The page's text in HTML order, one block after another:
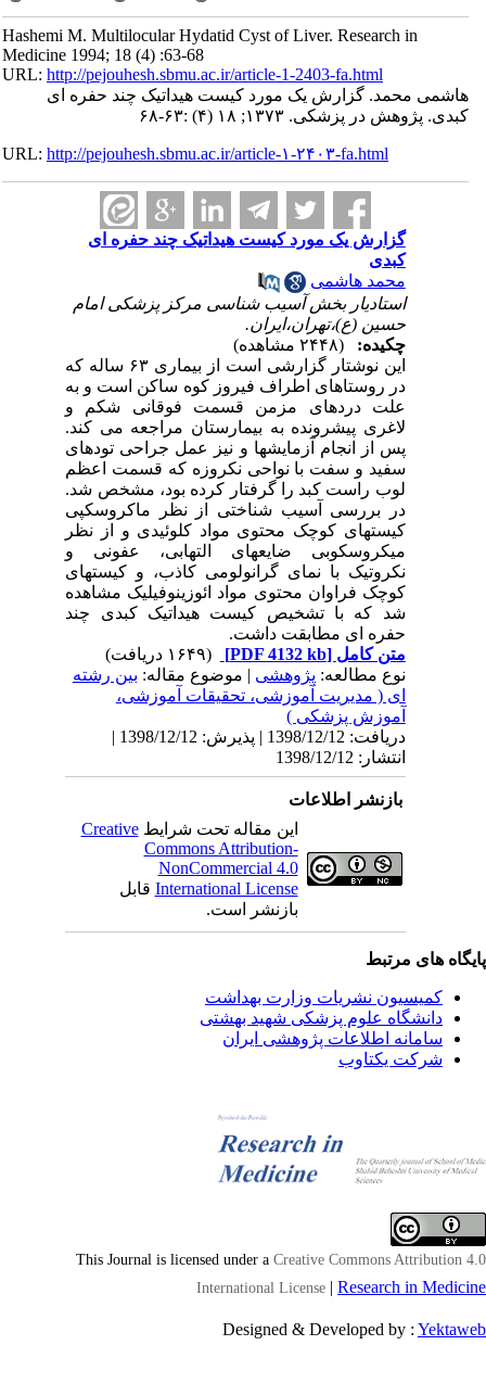
Hashemi M. Multilocular Hydatid Cyst of Liver. Research in
Medicine 1994; 18 (4) :63-68
URL:http://pejouhesh.sbmu.ac.ir/article-1-2403-fa.html
هاشمی محمد. گزارش یک مورد کیست هیداتیک چند حفره ای
کبدی. پژوهش در پزشکی. ۱۳۷۳; ۱۸ (۴) :۶۳-۶۸
URL:http://pejouhesh.sbmu.ac.ir/article-۱-۲۴۰۳-fa.html
گزارش یک مورد کیست هیداتیک چند حفره ای
کبدی
محمد هاشمی
استادیار بخش آسیب شناسی مرکز پزشکی امام
حسین (ع)،تهران،ایران.
چکیده:
این نوشتار گزارشی است از بیماری ۶۳ ساله که
در روستاهای اطراف فیروز کوه ساکن است و به
علت دردهای مزمن قسمت فوقانی شکم و
لاغری پیشرونده به بیمارستان مراجعه می کند.
پس از انجام آزمایشها و نیز عمل جراحی تودهای
سفید و سفت با نواحی نکروزه که قسمت اعظم
لوب راست کبد را گرفتار کرده بود، مشخص شد.
در بررسی آسیب شناختی از نظر ماکروسکپی
کیستهای کوچک محتوی مواد کلوئیدی و از نظر
میکروسکوبی ضایعهای التهابی، عفونی و
نکروتیک با نمای گرانولومی کاذب، و کیستهای
کوچک فراوان محتوی مواد ائوزینوفیلیک مشاهده
شد که با تشخیص کیست هیداتیک کبدی چند
حفره ای مطابقت داشت.
متن کامل[PDF 4132 kb]
نوع مطالعه:پژوهشی| موضوع مقاله:بین رشته
ای ( مدیریت آموزشی، تحقیقات آموزشی،
آموزش پزشکی )
دریافت: 1398/12/12 | پذیرش: 1398/12/12 |
انتشار: 1398/12/12
بازنشر اطلاعات
این مقاله تحت شرایطCreative
Commons Attribution-
NonCommercial 4.0
International Licenseقابل
بازنشر است.
های مرتبط
کمیسیون نشریات وزارت بهداشت
دانشگاه علوم پزشکی شهید بهشتی
سامانه اطلاعات پژوهشی ایران
شرکت یکتاوب
This Journal is licensed under aCreative Commons Attribution
International License|Research in
Designed & Developed by :